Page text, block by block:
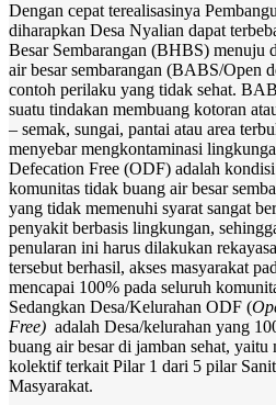
Dengan cepat terealisasinya
diharapkan Desa Nyalian dapat
Besar Sembarangan (BHBS) menuju
air besar sembarangan (BABS/Open
contoh perilaku yang tidak sehat.
suatu tindakan membuang kotoran
– semak, sungai, pantai atau area
menyebar mengkontaminasi
Defecation Free (ODF) adalah
komunitas tidak buang air besar
yang tidak memenuhi syarat sangat
penyakit berbasis lingkungan,
penularan ini harus dilakukan
tersebut berhasil, akses masyarakat
mencapai 100% pada seluruh
Sedangkan Desa/Kelurahan ODF (
Free) adalah Desa/kelurahan yang
buang air besar di jamban sehat,
kolektif terkait Pilar 1 dari 5 pilar
Masyarakat.